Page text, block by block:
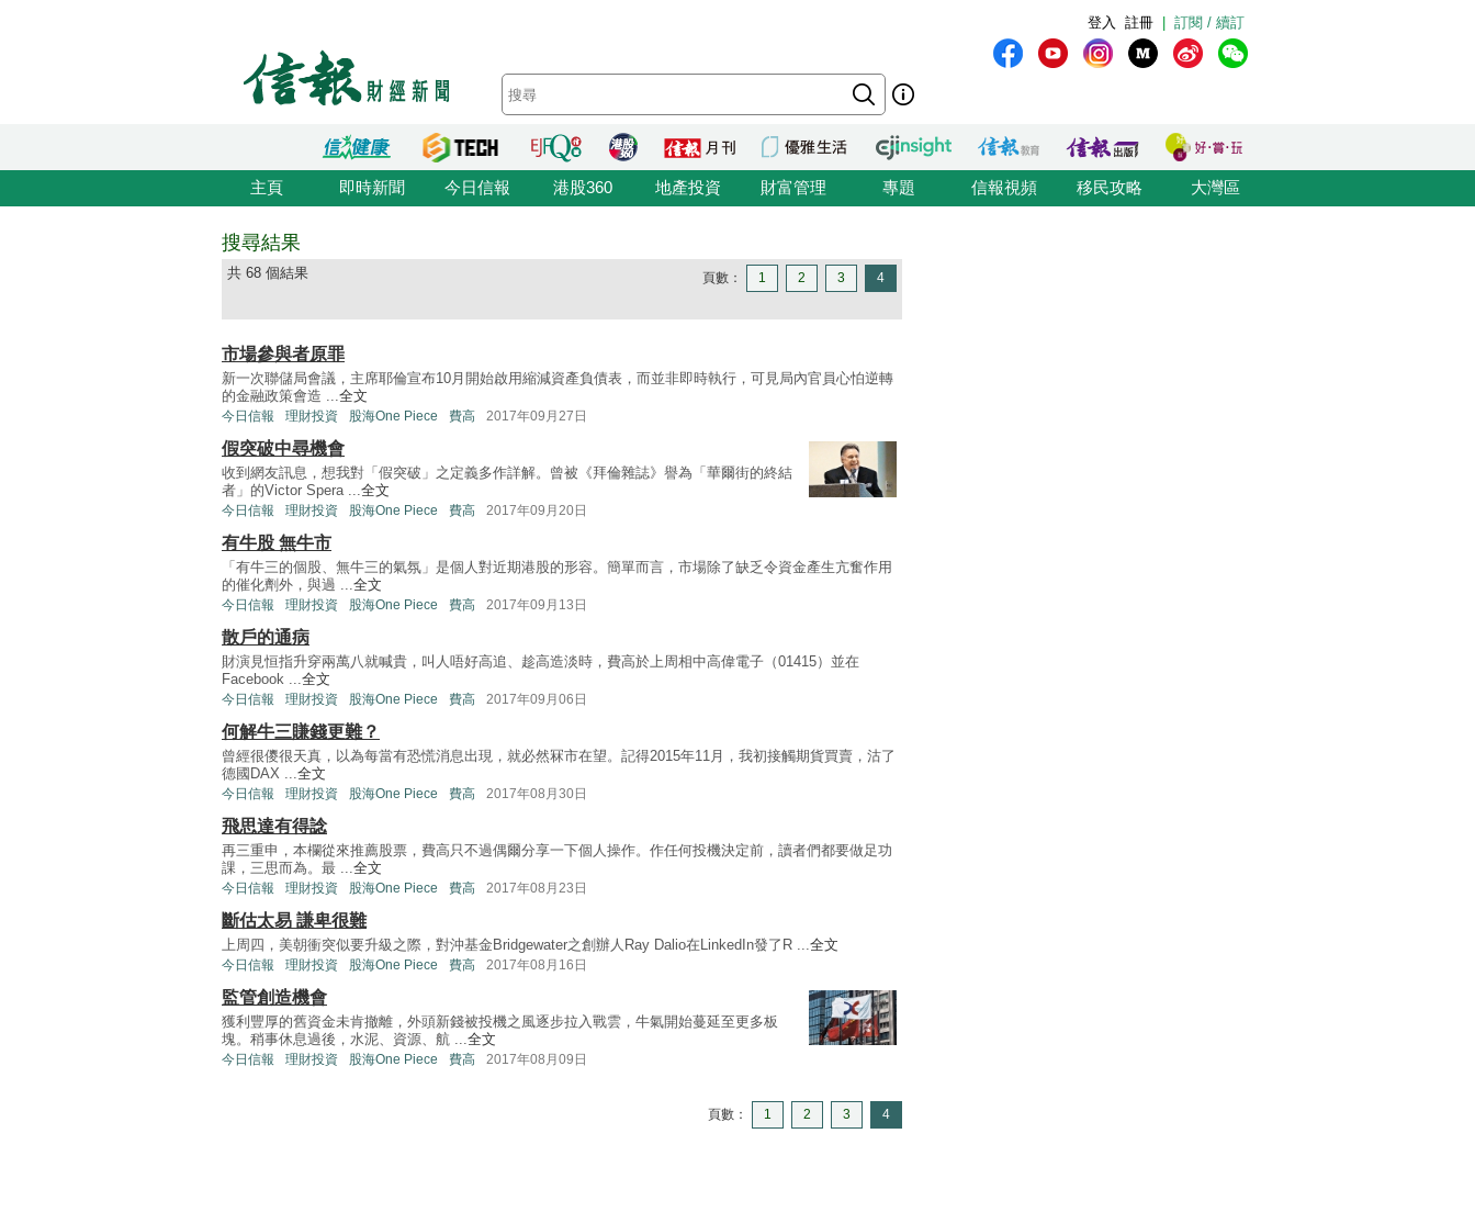
訂閱 / 續訂
註冊
登入
主頁 即時新聞 今日信報 港股360 地產投資 財富管理 專題 信報視頻 移民攻略 大灣區
搜尋結果
共 68 個結果 頁數： 1 2 3 4
市場參與者原罪
新一次聯儲局會議，主席耶倫宣布10月開始啟用縮減資產負債表，而並非即時執行，可見局內官員心怕逆轉
的金融政策會造 ...全文
今日信報 理財投資 股海One Piece 費高 2017年09月27日
假突破中尋機會
收到網友訊息，想我對「假突破」之定義多作詳解。曾被《拜倫雜誌》譽為「華爾街的終結
者」的Victor Spera ...全文
今日信報 理財投資 股海One Piece 費高 2017年09月20日
有牛股 無牛市
「有牛三的個股、無牛三的氣氛」是個人對近期港股的形容。簡單而言，市場除了缺乏令資金產生亢奮作用
的催化劑外，與過 ...全文
今日信報 理財投資 股海One Piece 費高 2017年09月13日
散戶的通病
財演見恒指升穿兩萬八就喊貴，叫人唔好高追、趁高造淡時，費高於上周相中高偉電子（01415）並在
Facebook ...全文
今日信報 理財投資 股海One Piece 費高 2017年09月06日
何解牛三賺錢更難？
曾經很儍很天真，以為每當有恐慌消息出現，就必然冧市在望。記得2015年11月，我初接觸期貨買賣，沽了
德國DAX ...全文
今日信報 理財投資 股海One Piece 費高 2017年08月30日
飛思達有得諗
再三重申，本欄從來推薦股票，費高只不過偶爾分享一下個人操作。作任何投機決定前，讀者們都要做足功
課，三思而為。最 ...全文
今日信報 理財投資 股海One Piece 費高 2017年08月23日
斷估太易 謙卑很難
上周四，美朝衝突似要升級之際，對沖基金Bridgewater之創辦人Ray Dalio在LinkedIn發了R ...全文
今日信報 理財投資 股海One Piece 費高 2017年08月16日
監管創造機會
獲利豐厚的舊資金未肯撤離，外頭新錢被投機之風逐步拉入戰雲，牛氣開始蔓延至更多板
塊。稍事休息過後，水泥、資源、航 ...全文
今日信報 理財投資 股海One Piece 費高 2017年08月09日
頁數： 1 2 3 4